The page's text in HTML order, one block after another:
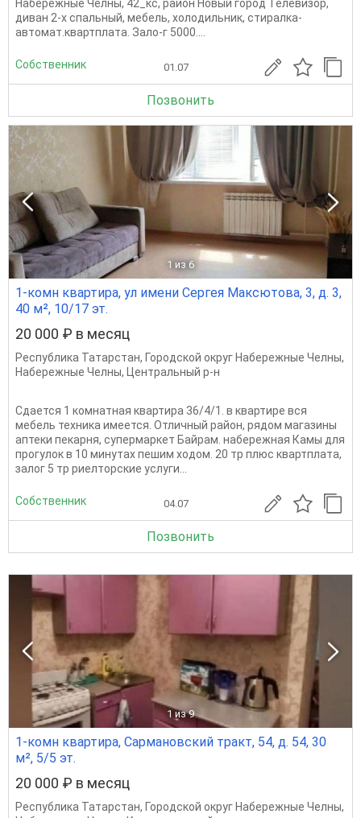
Набережные Челны, 42_кс, район Новый город Телевизор,
диван 2-х спальный, мебель, холодильник, стиралка-
автомат.квартплата. Зало-г 5000....
Собственник 01.07
Позвонить
1 из 6
1-комн квартира, ул имени Сергея Максютова, 3, д. 3,
40 м², 10/17 эт.
20 000 ₽ в месяц
Республика Татарстан, Городской округ Набережные Челны,
Набережные Челны, Центральный р-н
Сдается 1 комнатная квартира 36/4/1. в квартире вся
мебель техника имеется. Отличный район, рядом магазины
аптеки пекарня, супермаркет Байрам. набережная Камы для
прогулок в 10 минутах пешим ходом. 20 тр плюс квартплата,
залог 5 тр риелторские услуги...
Собственник 04.07
Позвонить
1 из 9
1-комн квартира, Сармановский тракт, 54, д. 54, 30
м², 5/5 эт.
20 000 ₽ в месяц
Республика Татарстан, Городской округ Набережные Челны,